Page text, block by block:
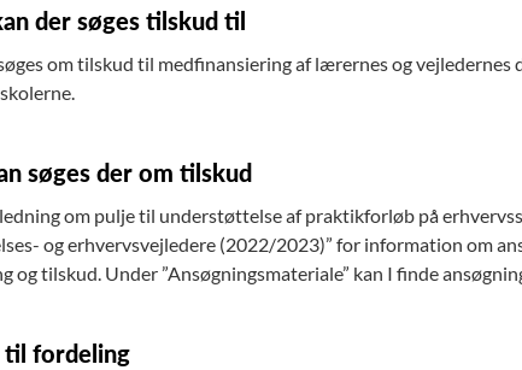
der søges tilskud til
om tilskud til medfinansiering af lærernes og vejledernes
søges der om tilskud
om pulje til understøttelse af praktikforløb på
og erhvervsvejledere (2022/2023)” for information om
og tilskud. Under ”Ansøgningsmateriale” kan I finde
fordeling